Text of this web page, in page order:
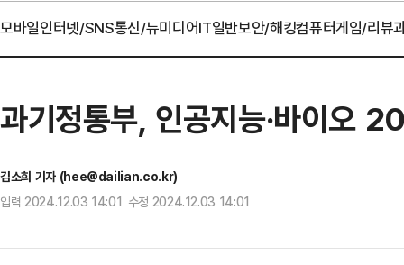
모바일인터넷/SNS통신/뉴미디어IT일반보안/해킹컴퓨터게임/리뷰
과기정통부, 인공지능·바이오
김소희 기자 (hee@dailian.co.kr)
입력 2024.12.03 14:01 수정 2024.12.03 14:01